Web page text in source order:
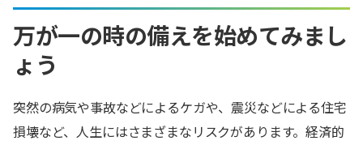
万が一の時の備えを始めてみまし
ょう
突然の病気や事故などによるケガや、震災などによる住宅
損壊など、人生にはさまざまなリスクがあります。経済的